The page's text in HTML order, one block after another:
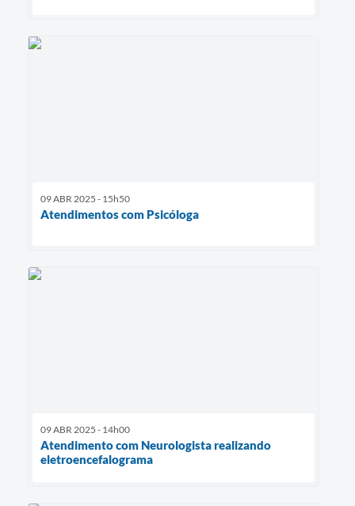
09 ABR 2025 - 15h50
Atendimentos com Psicóloga
09 ABR 2025 - 14h00
Atendimento com Neurologista realizando
eletroencefalograma